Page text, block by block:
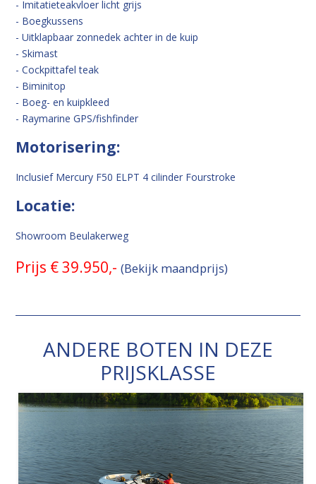
- Imitatieteakvloer licht grijs
- Boegkussens
- Uitklapbaar zonnedek achter in de kuip
- Skimast
- Cockpittafel teak
- Biminitop
- Boeg- en kuipkleed
- Raymarine GPS/fishfinder
Motorisering:
Inclusief Mercury F50 ELPT 4 cilinder Fourstroke
Locatie:
Showroom Beulakerweg
Prijs € 39.950,-(Bekijk maandprijs)
ANDERE BOTEN IN DEZE
PRIJSKLASSE